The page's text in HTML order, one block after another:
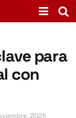
para
con
2025